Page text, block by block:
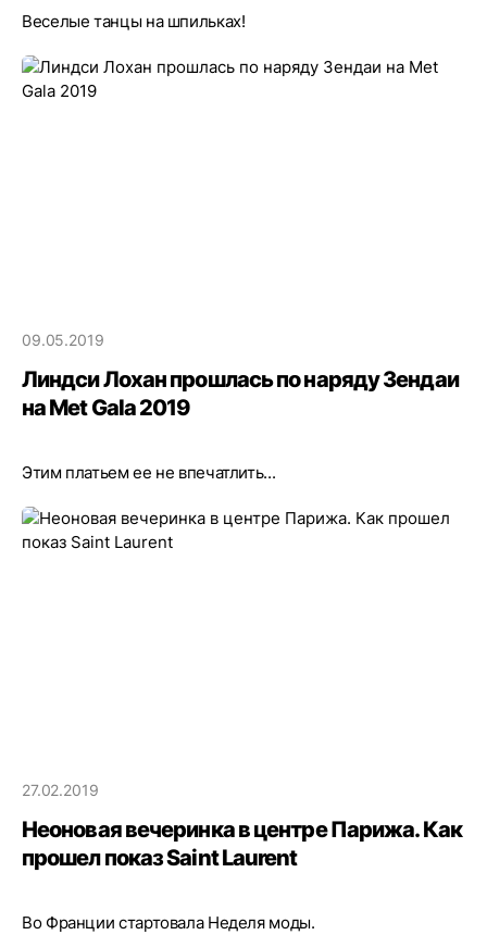
Веселые танцы на шпильках!
09.05.2019
Линдси Лохан прошлась по наряду Зендаи
на Met Gala 2019
Этим платьем ее не впечатлить...
27.02.2019
Неоновая вечеринка в центре Парижа. Как
прошел показ Saint Laurent
Во Франции стартовала Неделя моды.